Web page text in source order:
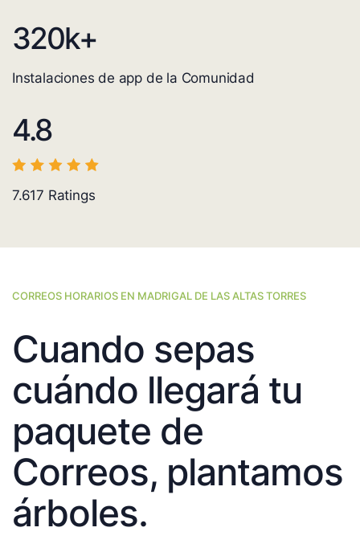
320k+
Instalaciones de app de la Comunidad
4.8
7.617 Ratings
CORREOS HORARIOS EN MADRIGAL DE LAS ALTAS TORRES
Cuando sepas
cuándo llegará tu
paquete de
Correos, plantamos
árboles.